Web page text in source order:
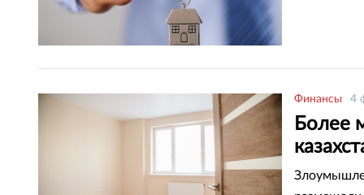
Финансы 4
Более